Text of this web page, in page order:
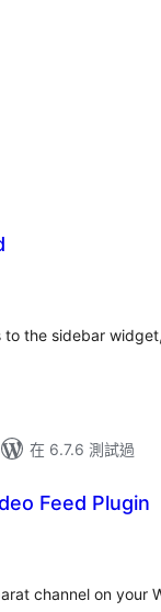
the sidebar
在 6.7.6 測試過
Feed Plugin
channel on your